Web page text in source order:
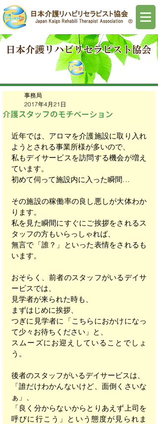
介護スタッフのモチベーション
事務局
2017年4月21日
近年では、アロマを介護施設に取り入れ
ようとされる事業所様が多いので、
私もデイサービスを訪問する機会が増え
ています。
初めて伺って施設内に入った瞬間…
その施設の稼働率の良し悪しが大体わか
ります。
私を見た瞬間にすぐにご挨拶をされるス
タッフの方もいらっしゃれば、
無言で「誰？」といった表情をされるも
います。
おそらく、前者のスタッフがいるデイサ
ービスでは、
見学者が来られた時も、
まずはじめに挨拶、
つぎに見学者に「こちらにおかけになっ
て少々お待ちください」と、
スムーズにお迎えしていることでしょ
う。
後者のスタッフがいるデイサービスは、
「誰だけわかんないけど、面倒くさいな
ぁ」、
「良く分からないからとりあえず上司を
呼びに行こう」という態度が見られま